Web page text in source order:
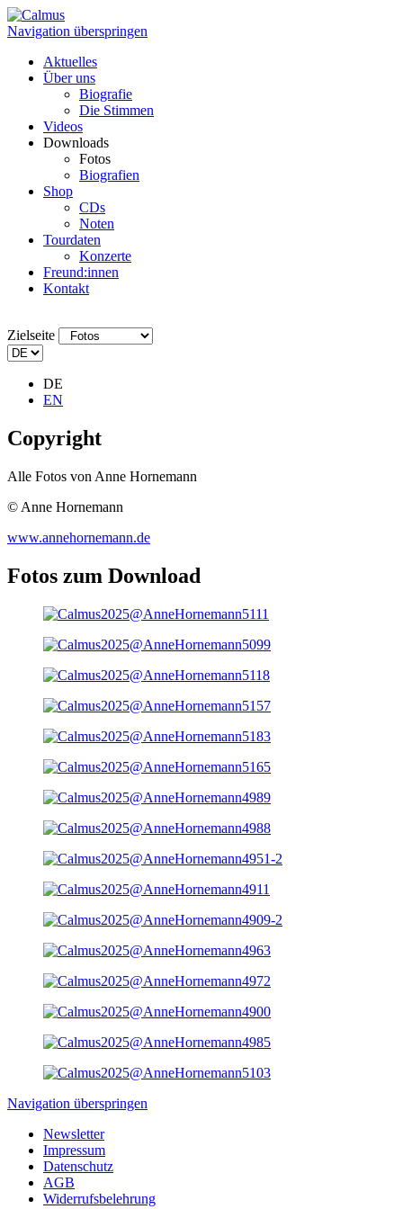
Navigation überspringen
Aktuelles
Über uns
Biografie
Die Stimmen
Videos
Downloads
Fotos
Biografien
Shop
CDs
Noten
Tourdaten
Konzerte
Freund:innen
Kontakt
Zielseite
DE
EN
Copyright
Alle Fotos von Anne Hornemann
© Anne Hornemann
www.annehornemann.de
Fotos zum Download
Navigation überspringen
Newsletter
Impressum
Datenschutz
AGB
Widerrufsbelehrung